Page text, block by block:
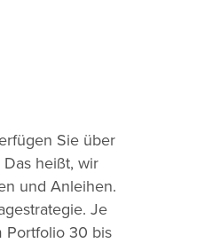
Sie über
heißt, wir
und Anleihen.
Je
Portfolio 30 bis